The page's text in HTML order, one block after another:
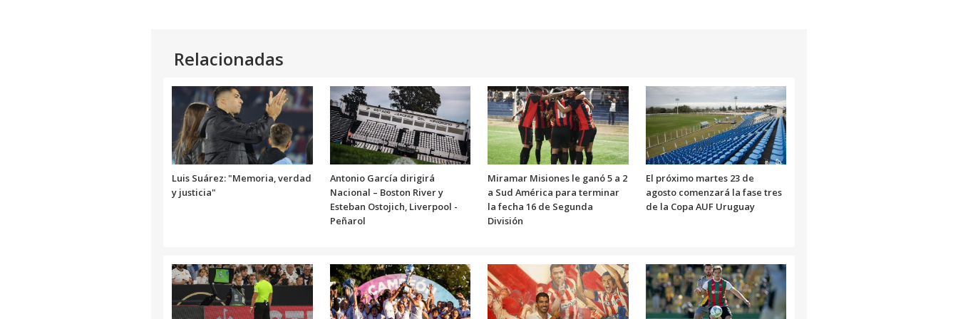
Relacionadas
Luis Suárez: "Memoria, verdad
y justicia"
Antonio García dirigirá
Nacional – Boston River y
Esteban Ostojich, Liverpool -
Peñarol
Miramar Misiones le ganó 5 a 2
a Sud América para terminar
la fecha 16 de Segunda
División
El próximo martes 23 de
agosto comenzará la fase tres
de la Copa AUF Uruguay